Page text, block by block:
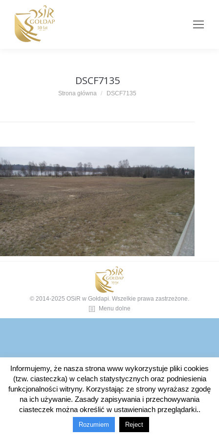
DSCF7135
Jesteś tutaj:
Strona główna DSCF7135
© 2014-2025 OSiR w Gołdapi. Wszelkie prawa zastrzeżone.
Menu dolne
Informujemy, że nasza strona www wykorzystuje pliki cookies
(tzw. ciasteczka) w celach statystycznych oraz podniesienia
funkcjonalności witryny. Korzystając ze strony wyrażasz zgodę
na ich używanie. Zasady zapisywania i przechowywania
ciasteczek można określić w ustawieniach przeglądarki..
Rozumiem Reject